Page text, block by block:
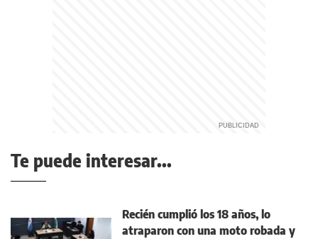
Te puede interesar...
Recién cumplió los 18 años, lo
atraparon con una moto robada y